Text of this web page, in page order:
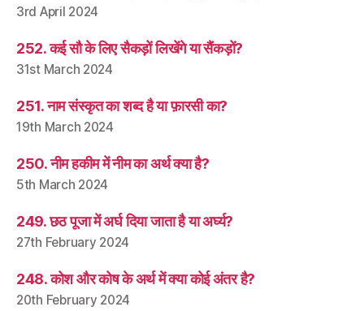
3rd April 2024
252. कई सौ के लिए सैकड़ों लिखेंगे या सैंकड़ों?
31st March 2024
251. नाम संस्कृत का शब्द है या फ़ारसी का?
19th March 2024
250. नीम हकीम में नीम का अर्थ क्या है?
5th March 2024
249. छठ पूजा में अर्घ दिया जाता है या अर्घ्य?
27th February 2024
248. कोश और कोष के अर्थ में क्या कोई अंतर है?
20th February 2024